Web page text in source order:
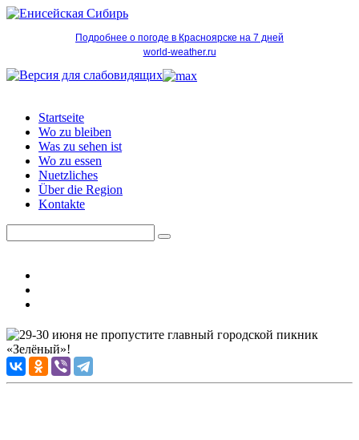
Подробнее о погоде в Красноярске на 7 дней
world-weather.ru
Startseite
Wo zu bleiben
Was zu sehen ist
Wo zu essen
Nuetzliches
Über die Region
Kontakte